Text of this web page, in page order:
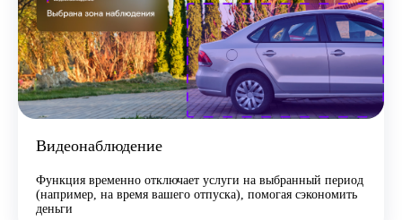
Видеонаблюдение
Функция временно отключает услуги на выбранный период
(например, на время вашего отпуска), помогая сэкономить
деньги